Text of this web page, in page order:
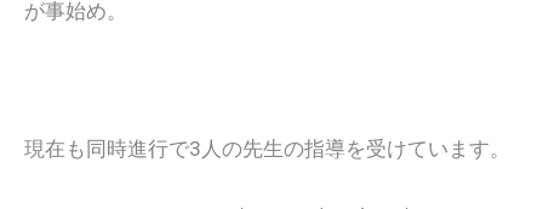
が事始め。
現在も同時進行で3人の先生の指導を受けています。